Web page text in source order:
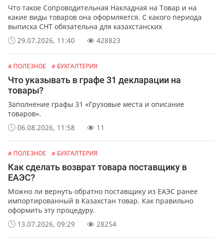
Что такое Сопроводительная Накладная на Товар и на
какие виды товаров она оформляется. С какого периода
выписка СНТ обязательна для казахстанских
предпринимателей и организаций. Какая ответственность
предусмотрена за не выписку или ошибки в СНТ.
29.07.2026, 11:40 428823
# ПОЛЕЗНОЕ # БУХГАЛТЕРИЯ
Что указывать в графе 31 декларации на
товары?
Заполнение графы 31 «Грузовые места и описание
товаров».
06.08.2026, 11:58
11
# ПОЛЕЗНОЕ # БУХГАЛТЕРИЯ
Как сделать возврат товара поставщику в
ЕАЭС?
Можно ли вернуть обратно поставщику из ЕАЭС ранее
импортированный в Казахстан товар. Как правильно
оформить эту процедуру.
13.07.2026, 09:29
28254